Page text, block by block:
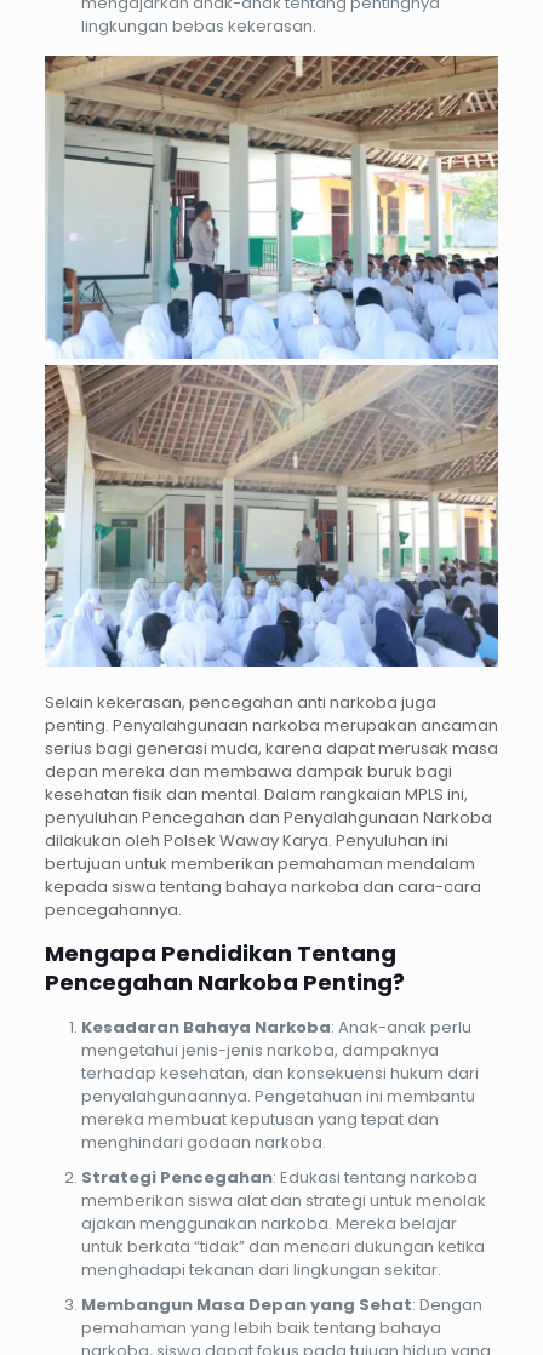
lingkungan bebas kekerasan.
Selain kekerasan, pencegahan anti narkoba juga
penting. Penyalahgunaan narkoba merupakan ancaman
serius bagi generasi muda, karena dapat merusak masa
depan mereka dan membawa dampak buruk bagi
kesehatan fisik dan mental. Dalam rangkaian MPLS ini,
penyuluhan Pencegahan dan Penyalahgunaan Narkoba
dilakukan oleh Polsek Waway Karya. Penyuluhan ini
bertujuan untuk memberikan pemahaman mendalam
kepada siswa tentang bahaya narkoba dan cara-cara
pencegahannya.
Mengapa Pendidikan Tentang
Pencegahan Narkoba Penting?
Kesadaran Bahaya Narkoba: Anak-anak perlu
mengetahui jenis-jenis narkoba, dampaknya
terhadap kesehatan, dan konsekuensi hukum dari
penyalahgunaannya. Pengetahuan ini membantu
mereka membuat keputusan yang tepat dan
menghindari godaan narkoba.
Strategi Pencegahan: Edukasi tentang narkoba
memberikan siswa alat dan strategi untuk menolak
ajakan menggunakan narkoba. Mereka belajar
untuk berkata “tidak” dan mencari dukungan ketika
menghadapi tekanan dari lingkungan sekitar.
Membangun Masa Depan yang Sehat: Dengan
pemahaman yang lebih baik tentang bahaya